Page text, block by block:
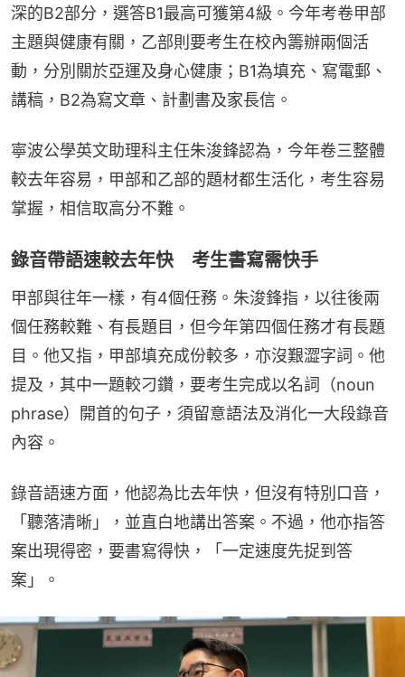
深的B2部分，選答B1最高可獲第4級。今年考卷甲部
主題與健康有關，乙部則要考生在校內籌辦兩個活
動，分別關於亞運及身心健康；B1為填充、寫電郵、
講稿，B2為寫文章、計劃書及家長信。
寧波公學英文助理科主任朱浚鋒認為，今年卷三整體
較去年容易，甲部和乙部的題材都生活化，考生容易
掌握，相信取高分不難。
錄音帶語速較去年快 考生書寫需快手
甲部與往年一樣，有4個任務。朱浚鋒指，以往後兩
個任務較難、有長題目，但今年第四個任務才有長題
目。他又指，甲部填充成份較多，亦沒艱澀字詞。他
提及，其中一題較刁鑽，要考生完成以名詞（noun
phrase）開首的句子，須留意語法及消化一大段錄音
內容。
錄音語速方面，他認為比去年快，但沒有特別口音，
「聽落清晰」，並直白地講出答案。不過，他亦指答
案出現得密，要書寫得快，「一定速度先捉到答
案」。